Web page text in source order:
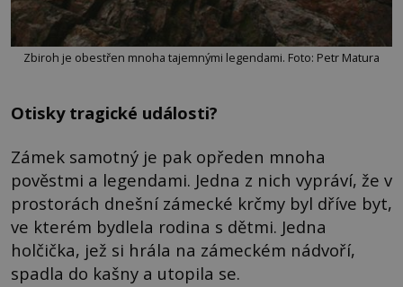
Zbiroh je obestřen mnoha tajemnými legendami. Foto: Petr Matura
Otisky tragické události?
Zámek samotný je pak opředen mnoha
pověstmi a legendami. Jedna z nich vypráví, že v
prostorách dnešní zámecké krčmy byl dříve byt,
ve kterém bydlela rodina s dětmi. Jedna
holčička, jež si hrála na zámeckém nádvoří,
spadla do kašny a utopila se.